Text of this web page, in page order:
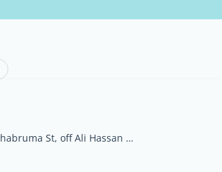
6th Floor Jangid Plaza Chabruma St, off Ali Hassan Mwinyi road, 00100, Dar es Salaam